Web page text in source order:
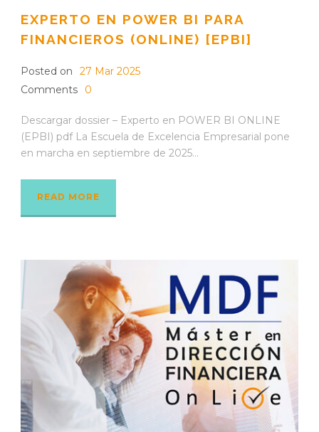
EXPERTO EN POWER BI PARA
FINANCIEROS (ONLINE) [EPBI]
Posted on
27 Mar 2025
Comments
0
Descargar dossier – Experto en POWER BI ONLINE
(EPBI) pdf La Escuela de Excelencia Empresarial pone
en marcha en septiembre de 2025...
READ MORE